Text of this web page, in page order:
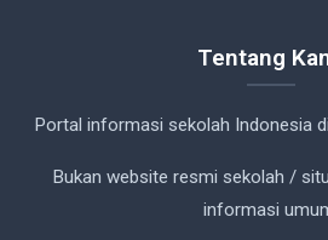
Tentang
Portal informasi sekolah Indonesia
Bukan website resmi sekolah /
informasi